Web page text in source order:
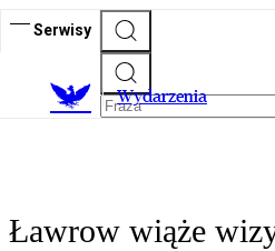
Serwisy
Wydarzenia
Ławrow wiąże